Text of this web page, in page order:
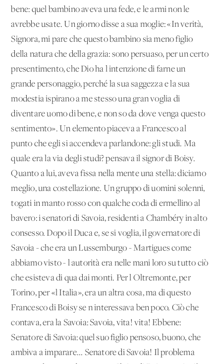
bene: quel bambino aveva una fede, e le armi non le
avrebbe usate. Un giorno disse a sua moglie: «In verità,
Signora, mi pare che questo bambino sia meno figlio
della natura che della grazia: sono persuaso, per un certo
presentimento, che Dio ha l'intenzione di farne un
grande personaggio, perché la sua saggezza e la sua
modestia ispirano a me stesso una gran voglia di
diventare uomo di bene, e non so da dove venga questo
sentimento». Un elemento piaceva a Francesco al
punto che egli si accendeva parlandone: gli studi. Ma
quale era la via degli studi? pensava il signor di Boisy.
Quanto a lui, aveva fissa nella mente una stella: diciamo
meglio, una costellazione. Un gruppo di uomini solenni,
togati in manto rosso con qualche coda di ermellino al
bavero: i senatori di Savoia, residenti a Chambéry in alto
consesso. Dopo il Duca e, se si voglia, il governatore di
Savoia - che era un Lussemburgo - Martigues come
abbiamo visto - l'autorità era nelle mani loro su tutto ciò
che esisteva di qua dai monti. Per l'Oltremonte, per
Torino, per «l'Italia», era un'altra cosa, ma di questo
Francesco di Boisy se n'interessava ben poco. Ciò che
contava, era la Savoia: Savoia, vita! vita! Ebbene:
Senatore di Savoia: quel suo figlio pensoso, buono, che
ambiva a imparare... Senatore di Savoia! Il problema